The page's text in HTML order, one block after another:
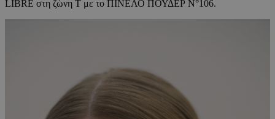
LIBRE στη ζώνη Τ με το ΠΙΝΕΛΟ ΠΟΥΔΕΡ Ν°106.